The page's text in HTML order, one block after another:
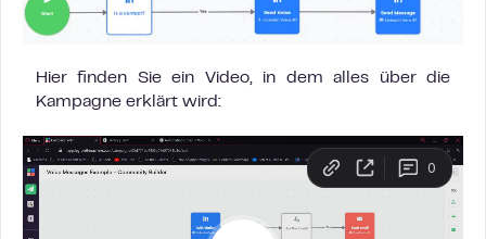
Hier finden Sie ein Video, in dem alles über die
Kampagne erklärt wird: